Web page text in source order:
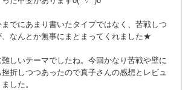
でにあまり書いたタイプではなく、苦戦しつ
なんとか無事にまとまってくれました★
しいテーマでしたね。今回かなり苦戦や壁に
折しつつあったので真子さんの感想とレビュ
した。